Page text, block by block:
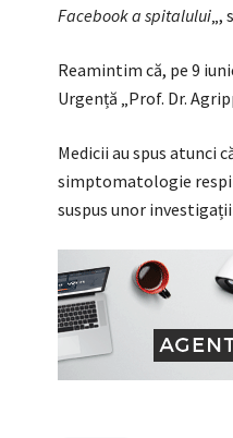
Facebook a spitalului„,
Reamintim că, pe 9
Urgență „Prof. Dr.
Medicii au spus atunci
simptomatologie
suspus unor